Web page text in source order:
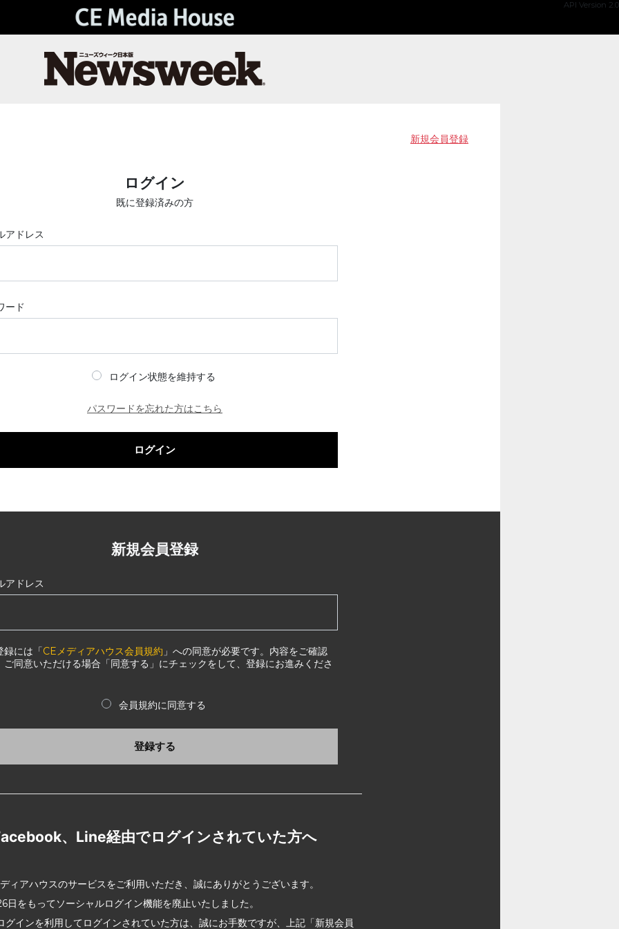
API Version 2.0
新規会員登録
ログイン
既に登録済みの方
アドレス
ード
ログイン状態を維持する
パスワードを忘れた方はこちら
ログイン
新規会員登録
アドレス
録には「CEメディアハウス会員規約 」への同意が必要です。内容をご確認
ご同意いただける場合「同意する」にチェックをして、登録にお進みくださ
会員規約に同意する
登録する
、Line経由でログインされていた方へ
ィアハウスのサービスをご利用いただき、誠にありがとうございます。
日をもってソーシャルログイン機能を廃止いたしました。
グインを利用してログインされていた方は、誠にお手数ですが、上記「新規会員